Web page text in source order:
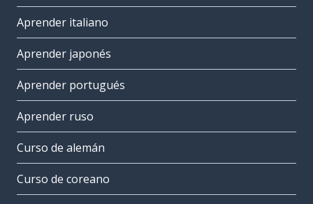
Aprender italiano
Aprender japonés
Aprender portugués
Aprender ruso
Curso de alemán
Curso de coreano